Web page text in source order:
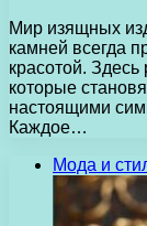
Мир изящных
камней всегда
красотой.
которые
настоящими
Каждое…
Мода и